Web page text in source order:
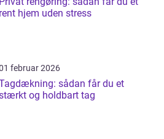
rent hjem uden stress
februar 2026
sådan får du et
og holdbart tag